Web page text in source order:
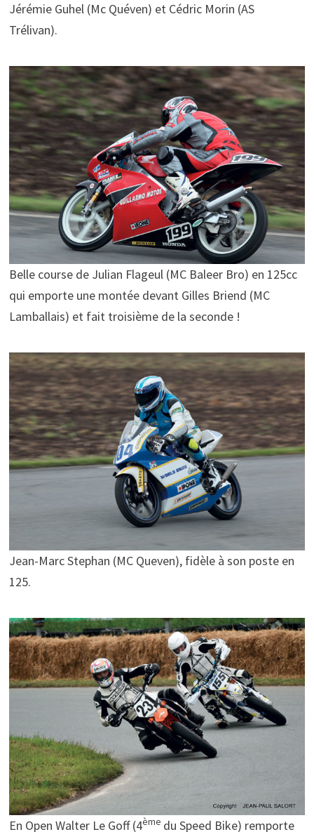
Jérémie Guhel (Mc Quéven) et Cédric Morin (AS
Trélivan).
Belle course de Julian Flageul (MC Baleer Bro) en 125cc
qui emporte une montée devant Gilles Briend (MC
Lamballais) et fait troisième de la seconde !
Jean-Marc Stephan (MC Queven), fidèle à son poste en
125.
En Open Walter Le Goff (4ème du Speed Bike) remporte